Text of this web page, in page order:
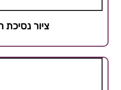
ציור נסיכת